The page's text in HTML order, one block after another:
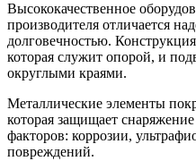
Высококачественное
производителя отличается
долговечностью.
которая служит опорой, и
округлыми краями.
Металлические элементы
которая защищает
факторов: коррозии,
повреждений.